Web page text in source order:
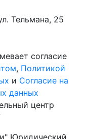
Тельмана, 25
центр
согласие
, Политикой
и Согласие на
данных